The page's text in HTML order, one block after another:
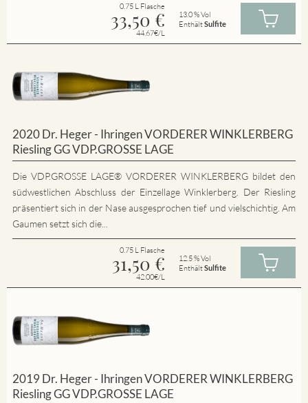
0.75 L Flasche
33,50 €
44.67€/L
13.0 % Vol
EnthältSulfite
2020 Dr. Heger - Ihringen VORDERER WINKLERBERG
Riesling GG VDP.GROSSE LAGE
Die VDP.GROSSE LAGE® VORDERER WINKLERBERG bildet den
südwestlichen Abschluss der Einzellage Winklerberg. Der Riesling
präsentiert sich in der Nase ausgesprochen tief und vielschichtig. Am
Gaumen setzt sich die...
0.75 L Flasche
31,50 €
42.00€/L
12.5 % Vol
EnthältSulfite
2019 Dr. Heger - Ihringen VORDERER WINKLERBERG
Riesling GG VDP.GROSSE LAGE